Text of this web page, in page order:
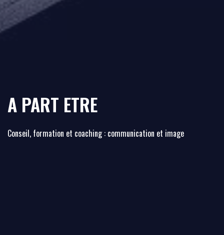
A PART ETRE
Conseil, formation et coaching : communication et image